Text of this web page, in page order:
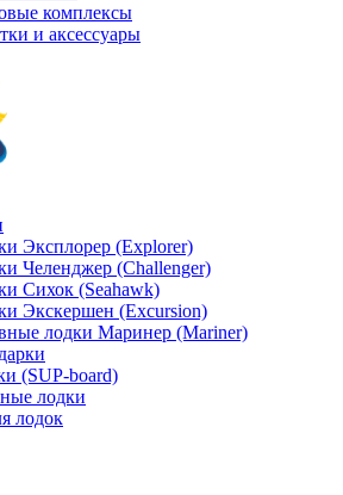
комплексы
и аксессуары
Эксплорер (Explorer)
Челенджер (Challenger)
Сихок (Seahawk)
Экскершен (Excursion)
лодки Маринер (Mariner)
(SUP-board)
лодки
лодок